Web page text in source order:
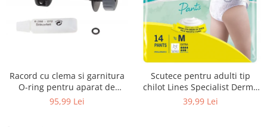
Sisteme Incalzire
Textile si covoare
Accesorii tablete
Laptopuri si Accesorii
Racord cu clema si garnitura
O-ring pentru aparat de
spalat cu presiune, KARCHER
95,99 Lei
Scutece pentru adulti tip
chilot Lines Specialist Derma
Protection Extra, 7 picaturi,
39,99 Lei